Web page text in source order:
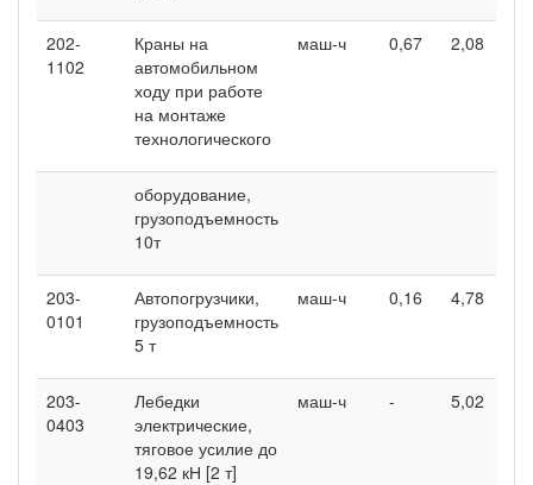
202-
1102
Краны на
автомобильном
ходу при работе
на монтаже
технологического
маш-ч 0,67 2,08
оборудование,
грузоподъемность
10т
203-
0101
Автопогрузчики,
грузоподъемность
5 т
маш-ч 0,16 4,78
203-
0403
Лебедки
электрические,
тяговое усилие до
19,62 кН [2 т]
маш-ч - 5,02